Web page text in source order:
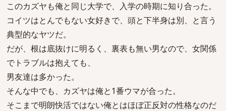
このカズヤも俺と同じ大学で、入学の時期に知り合った。
コイツはとんでもない女好きで、頭と下半身は別、と言う
典型的なヤツだ。
だが、根は底抜けに明るく、裏表も無い男なので、女関係
でトラブルは抱えても、
男友達は多かった。
そんな中でも、カズヤは俺と1番ウマが合った。
そこまで明朗快活ではない俺とはほぼ正反対の性格なのだ